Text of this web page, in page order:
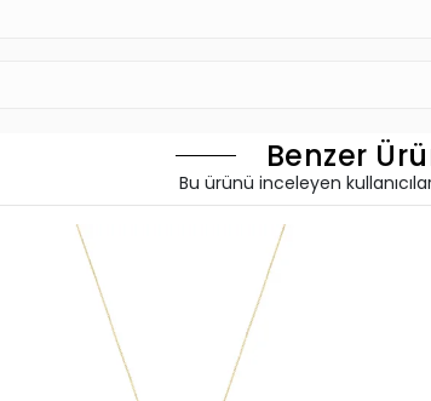
Benzer
Bu ürünü inceleyen